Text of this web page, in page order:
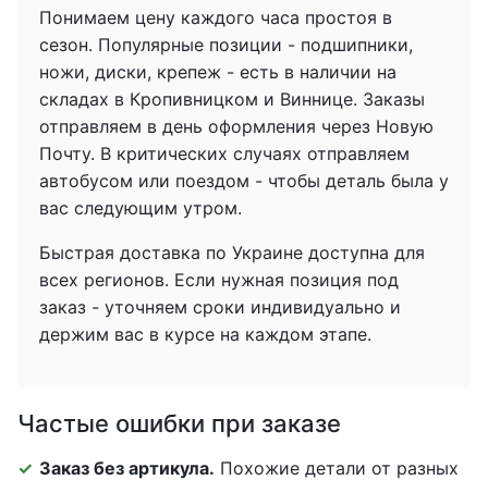
Понимаем цену каждого часа простоя в
сезон. Популярные позиции - подшипники,
ножи, диски, крепеж - есть в наличии на
складах в Кропивницком и Виннице. Заказы
отправляем в день оформления через Новую
Почту. В критических случаях отправляем
автобусом или поездом - чтобы деталь была у
вас следующим утром.
Быстрая доставка по Украине доступна для
всех регионов. Если нужная позиция под
заказ - уточняем сроки индивидуально и
держим вас в курсе на каждом этапе.
Частые ошибки при заказе
Заказ без артикула. Похожие детали от разных